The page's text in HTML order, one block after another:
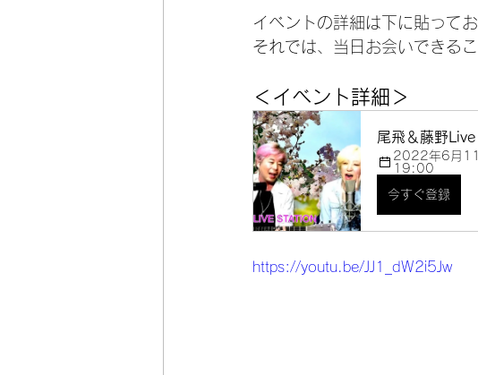
イベントの詳細は下に貼ってお
それでは、当日お会いできる
＜イベント詳細＞
尾飛＆藤野
2022年6月
19:00
今すぐ登録
https://youtu.be/JJ1_dW2i5Jw